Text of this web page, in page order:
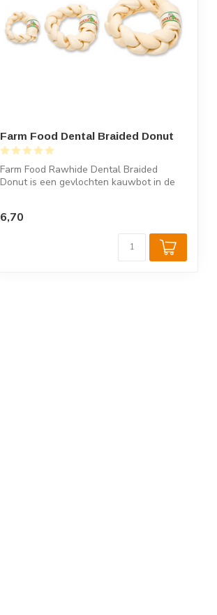
Farm Food Dental Braided Donut
Farm Food Rawhide Dental Braided
Donut is een gevlochten kauwbot in de
6,70